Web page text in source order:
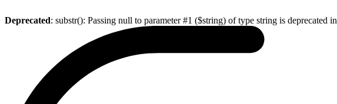
Deprecated: substr(): Passing null to parameter #1 ($string) of type string is deprecated in